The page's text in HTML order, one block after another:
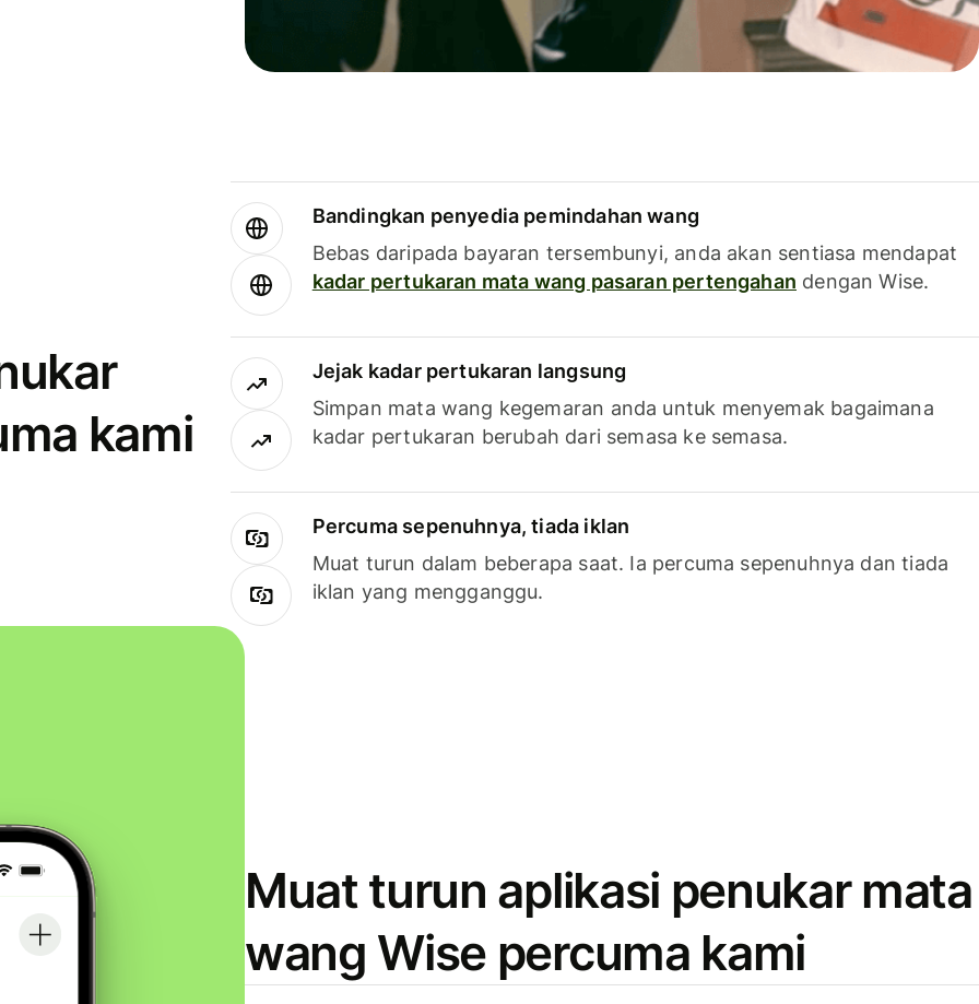
kami
Bandingkan penyedia pemindahan wang
Bebas daripada bayaran tersembunyi, anda akan sentiasa mendapat
kadar pertukaran mata wang pasaran pertengahan dengan Wise.
Jejak kadar pertukaran langsung
Simpan mata wang kegemaran anda untuk menyemak bagaimana
kadar pertukaran berubah dari semasa ke semasa.
Percuma sepenuhnya, tiada iklan
Muat turun dalam beberapa saat. Ia percuma sepenuhnya dan tiada
iklan yang mengganggu.
Muat turun aplikasi penukar mata
wang Wise percuma kami